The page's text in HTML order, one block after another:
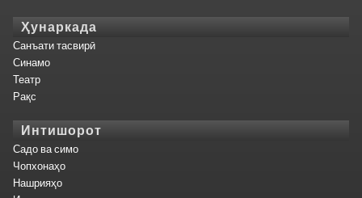
Ҳунаркада
Санъати тасвирӣ
Синамо
Театр
Рақс
Интишорот
Садо ва симо
Чопхонаҳо
Нашрияҳо